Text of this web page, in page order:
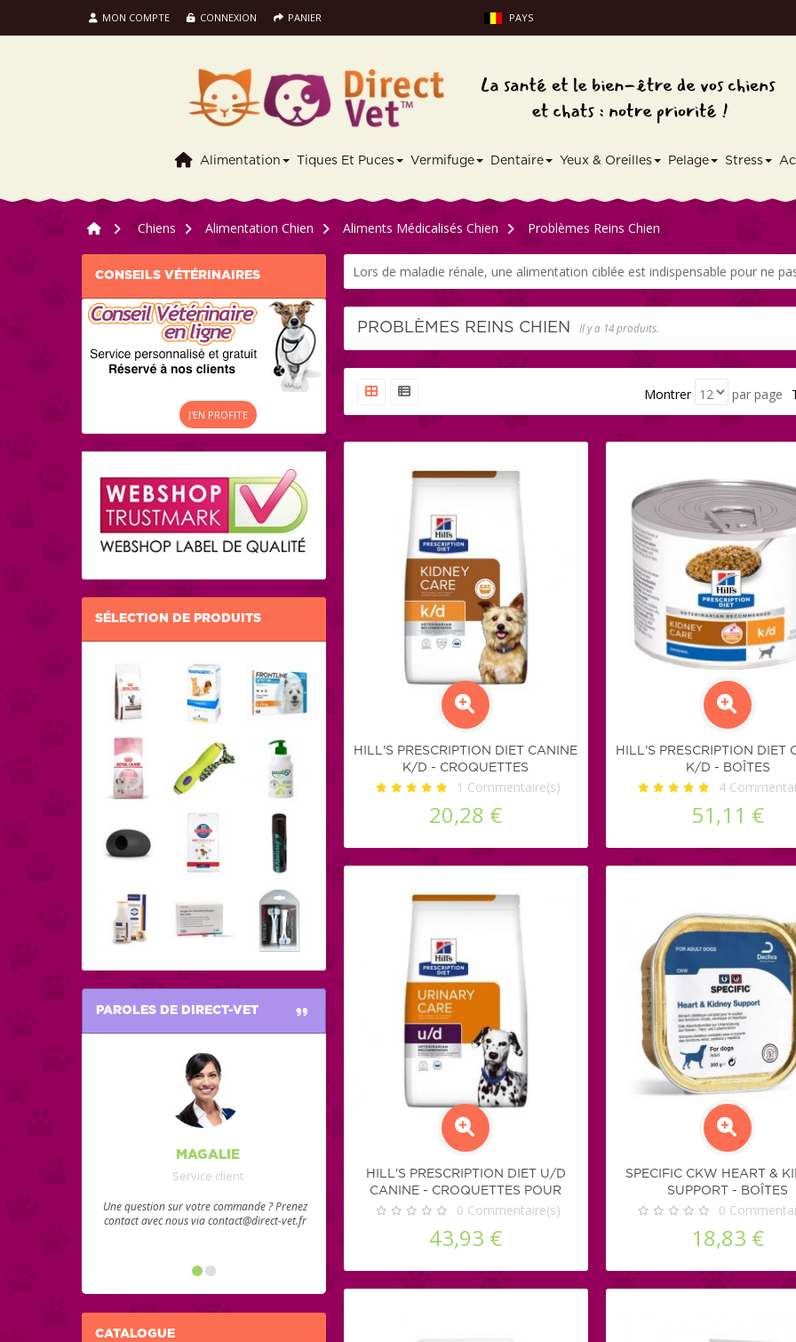
MON COMPTE CONNEXION PANIER PAYS
Alimentation Tiques Et Puces Vermifuge Dentaire Yeux & Oreilles Pelage Stress
> Chiens > Alimentation Chien > Aliments Médicalisés Chien > Problèmes Reins Chien
CONSEILS VÉTÉRINAIRES
J'EN PROFITE
SÉLECTION DE PRODUITS
PAROLES DE DIRECT-VET
MAGALIE
Service client
Une question sur votre commande ? Prenez
contact avec nous via contact@direct-vet.fr
CATALOGUE
Lors de maladie rénale, une alimentation ciblée est indispensable pour ne
PROBLÈMES REINS CHIEN Il y a 14 produits.
Montrer par page
HILL'S PRESCRIPTION DIET CANINE
K/D - CROQUETTES
1 Commentaire(s)
20,28 €
HILL'S PRESCRIPTION DIET
K/D - BOÎTES
4
51,11 €
HILL'S PRESCRIPTION DIET U/D
CANINE - CROQUETTES POUR
CHIEN
0 Commentaire(s)
43,93 €
SPECIFIC CKW HEART &
SUPPORT - BOÎTES
0
18,83 €